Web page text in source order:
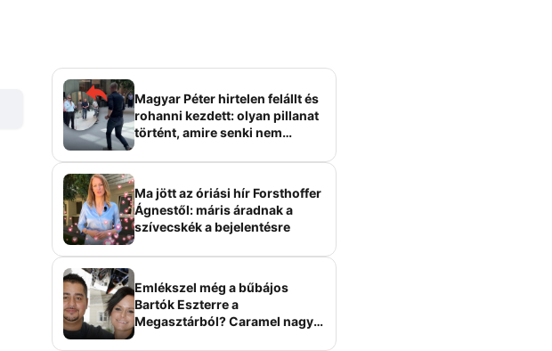
Magyar Péter hirtelen felállt és
rohanni kezdett: olyan pillanat
történt, amire senki nem
Ma jött az óriási hír Forsthoffer
Ágnestől: máris áradnak a
szívecskék a bejelentésre
Emlékszel még a bűbájos
Bartók Eszterre a
Megasztárból? Caramel nagy